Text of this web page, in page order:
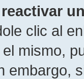
clic al
mismo,
embargo,